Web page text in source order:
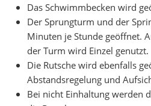
Das Schwimmbecken wird
Der Sprungturm und der
Minuten je Stunde geöffnet.
der Turm wird Einzel genutzt.
Die Rutsche wird ebenfalls
Abstandsregelung und
Bei nicht Einhaltung werden